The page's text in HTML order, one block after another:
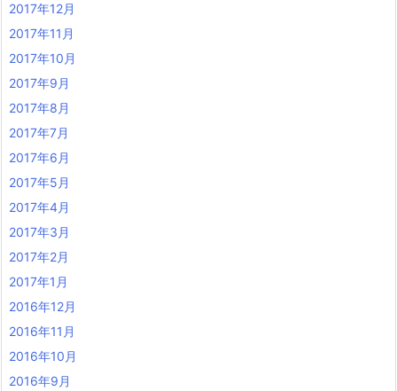
2017年12月
2017年11月
2017年10月
2017年9月
2017年8月
2017年7月
2017年6月
2017年5月
2017年4月
2017年3月
2017年2月
2017年1月
2016年12月
2016年11月
2016年10月
2016年9月